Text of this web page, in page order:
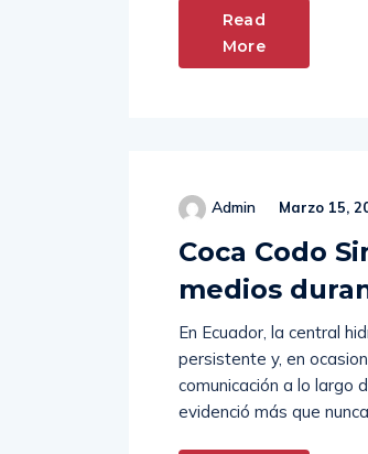
Read
More
Admin Marzo 15,
Coca Codo
medios
En Ecuador, la central
persistente y, en
comunicación a lo largo
evidenció más que